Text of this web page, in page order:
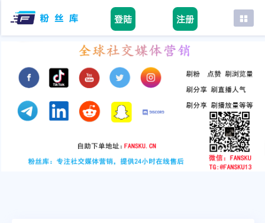
登陆 注册
首页
tiktok
youtube
instagram